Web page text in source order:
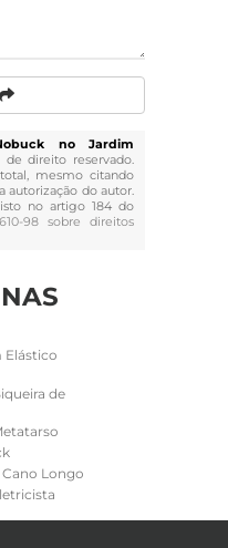
no Jardim
de direito reservado.
mesmo citando
autorização do autor.
no artigo 184 do
98 sobre direitos
Elástico
de
Longo